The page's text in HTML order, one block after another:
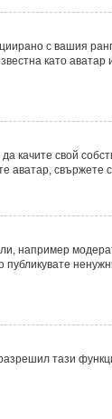
с вашия
като аватар
качите свой
аватар, свържете
например
тази